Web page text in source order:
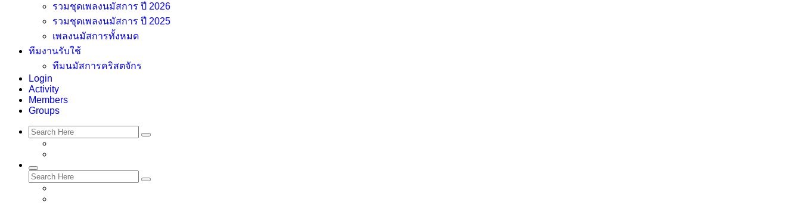
รวมชุดเพลงนมัสการ ปี 2026
รวมชุดเพลงนมัสการ ปี 2025
เพลงนมัสการทั้งหมด
ทีมงานรับใช้
ทีมนมัสการคริสตจักร
Login
Activity
Members
Groups